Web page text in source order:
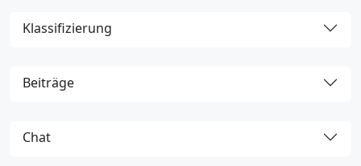
Klassifizierung
Beiträge
Chat